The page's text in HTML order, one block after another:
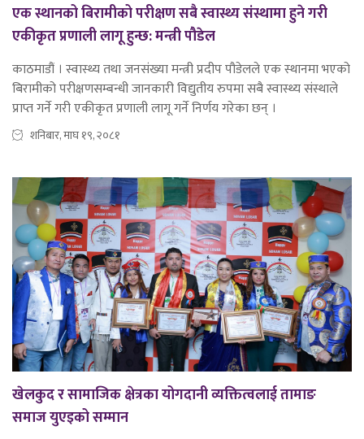
एक स्थानको बिरामीको परीक्षण सबै स्वास्थ्य संस्थामा हुने गरी
एकीकृत प्रणाली लागू हुन्छ: मन्त्री पौडेल
काठमाडौं । स्वास्थ्य तथा जनसंख्या मन्त्री प्रदीप पौडेलले एक स्थानमा भएको
बिरामीको परीक्षणसम्बन्धी जानकारी विद्युतीय रुपमा सबै स्वास्थ्य संस्थाले
प्राप्त गर्ने गरी एकीकृत प्रणाली लागू गर्ने निर्णय गरेका छन् ।
शनिबार, माघ १९, २०८१
खेलकुद र सामाजिक क्षेत्रका योगदानी व्यक्तित्वलाई तामाङ
समाज युएइको सम्मान